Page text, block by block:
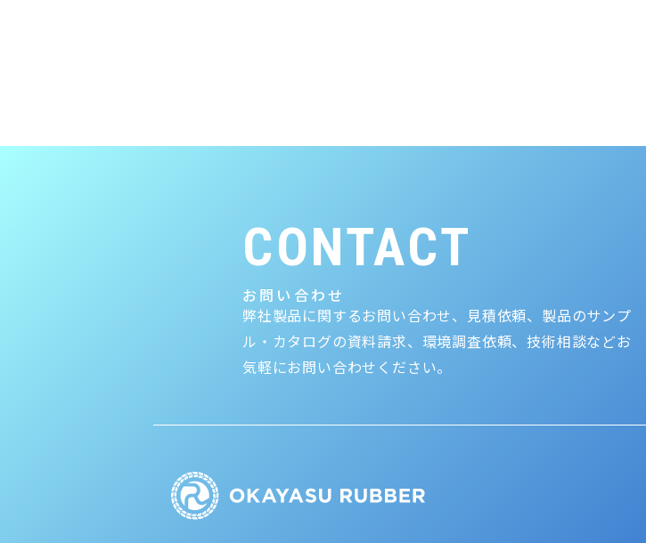
CONTACT
お問い合わせ
弊社製品に関するお問い合わせ、見積依頼、製品のサンプ
ル・カタログの資料請求、環境調査依頼、技術相談などお
気軽にお問い合わせください。